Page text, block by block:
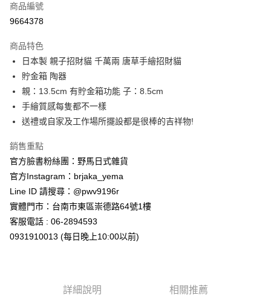
信用卡分期付款
合作金庫商業銀行
華南商業銀行
彰化商業銀行
上海商業儲蓄銀行
國泰世華商業銀行
兆豐國際商業銀行
臺灣中小企業銀行
匯豐（台灣）商業銀行
華泰商業銀行
聯邦商業銀行
遠東國際商業銀行
元大商業銀行
台新國際商業銀行
台灣樂天信用卡公司
超商取貨付款
LINE Pay
Apple Pay
街口支付
悠遊付
Google Pay
ATM付款
運送方式
全家取貨付款
商品編號
9664378
商品特色
日本製 親子招財貓 千萬兩 唐草手繪招財貓
貯金箱 陶器
親：13.5cm 有貯金箱功能 子：8.5cm
手繪質感每隻都不一樣
送禮或自家及工作場所擺設都是很棒的吉祥物!
銷售重點
官方臉書粉絲團：野馬日式雜貨
官方Instagram：brjaka_yema
Line ID 請搜尋：@pwv9196r
實體門市：台南市東區崇德路64號1樓
客服電話 : 06-2894593
0931910013 (每日晚上10:00以前)
詳細說明 相關推薦